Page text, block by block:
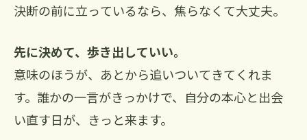
決断の前に立っているなら、焦らなくて大丈夫。
先に決めて、歩き出していい。
意味のほうが、あとから追いついてきてくれま
す。誰かの一言がきっかけで、自分の本心と出会
い直す日が、きっと来ます。